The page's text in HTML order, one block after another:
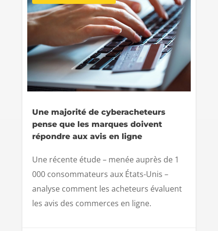
Une majorité de cyberacheteurs
pense que les marques doivent
répondre aux avis en ligne
Une récente étude – menée auprès de 1
000 consommateurs aux États-Unis –
analyse comment les acheteurs évaluent
les avis des commerces en ligne.